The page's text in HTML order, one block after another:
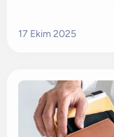
17 Ekim 2025